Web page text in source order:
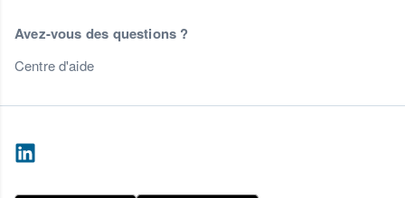
Avez-vous des questions ?
Centre d'aide